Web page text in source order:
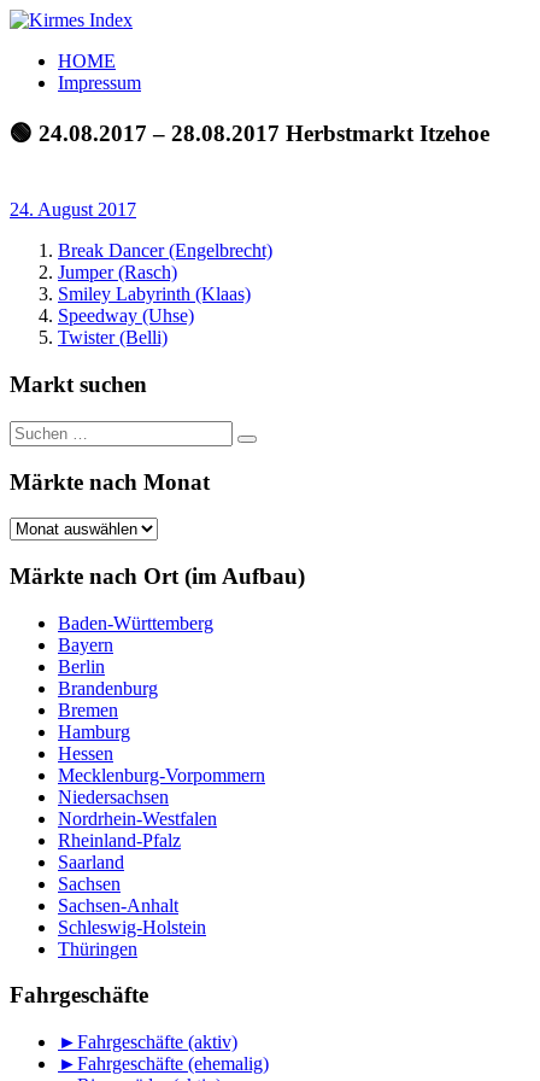
Zum
springen
Kirmes
Index
Tourpläne
der
letzten
HOME
Impressum
🟢 24.08.2017 – 28.08.2017 Herbstmarkt Itzehoe
24. August 2017
Break Dancer (Engelbrecht)
Jumper (Rasch)
Smiley Labyrinth (Klaas)
Speedway (Uhse)
Twister (Belli)
Markt suchen
Suchen
nach:
Suchen
Märkte nach Monat
Märkte
Monat
Märkte nach Ort (im Aufbau)
Baden-Württemberg
Bayern
Berlin
Brandenburg
Bremen
Hamburg
Hessen
Mecklenburg-Vorpommern
Niedersachsen
Nordrhein-Westfalen
Rheinland-Pfalz
Saarland
Sachsen
Sachsen-Anhalt
Schleswig-Holstein
Thüringen
Fahrgeschäfte
►Fahrgeschäfte (aktiv)
►Fahrgeschäfte (ehemalig)